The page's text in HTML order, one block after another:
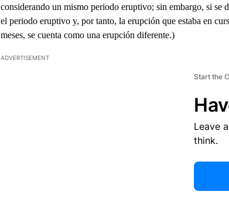
considerando un mismo periodo eruptivo; sin embargo, si se
el periodo eruptivo y, por tanto, la erupción que estaba en
meses, se cuenta como una erupción diferente.)
ADVERTISEMENT
Start the
Leave
think.